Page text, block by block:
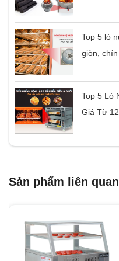
Top 5 lò
giòn,
Top 5 Lò
Giá Từ
Sản phẩm liên quan